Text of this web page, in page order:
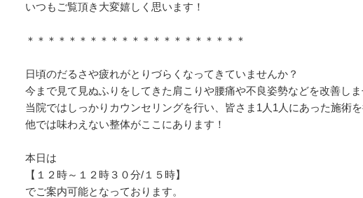
いつもご覧頂き大変嬉しく思います！
＊＊＊＊＊＊＊＊＊＊＊＊＊＊＊＊＊＊＊＊＊
日頃のだるさや疲れがとりづらくなってきていませんか？
今まで見て見ぬふりをしてきた肩こりや腰痛や不良姿勢などを改善しま
当院ではしっかりカウンセリングを行い、皆さま1人1人にあった施術を
他では味わえない整体がここにあります！
本日は
【１２時～１２時３０分/１５時】
でご案内可能となっております。